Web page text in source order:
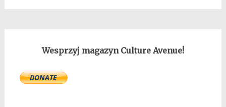
Wesprzyj magazyn Culture Avenue!